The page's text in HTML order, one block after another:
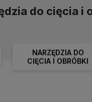
do cięcia i
NARZĘDZIA DO
CIĘCIA I OBRÓBKI